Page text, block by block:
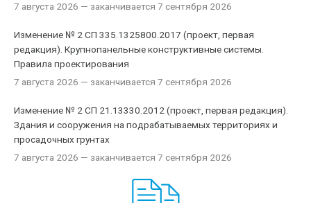
7 августа 2026 — заканчивается 7 сентября 2026
Изменение № 2 СП 335.1325800.2017 (проект, первая
редакция). Крупнопанельные конструктивные системы.
Правила проектирования
7 августа 2026 — заканчивается 7 сентября 2026
Изменение № 2 СП 21.13330.2012 (проект, первая редакция).
Здания и сооружения на подрабатываемых территориях и
просадочных грунтах
7 августа 2026 — заканчивается 7 сентября 2026